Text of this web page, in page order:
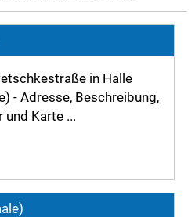
in Halle
- Adresse, Beschreibung,
und Karte ...